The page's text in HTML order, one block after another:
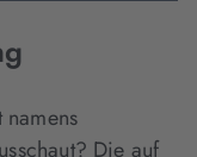
Die auf